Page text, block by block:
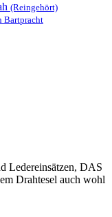
(Reingehört)
Bartpracht
Ledereinsätzen, DAS
Drahtesel auch wohl